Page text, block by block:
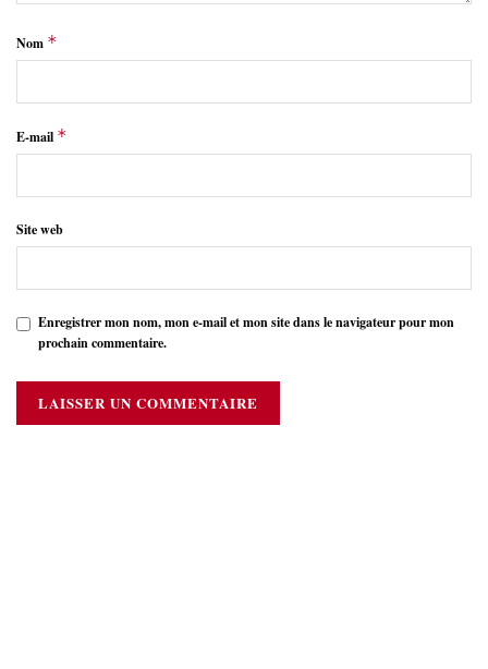
Nom *
E-mail *
Site web
Enregistrer mon nom, mon e-mail et mon site dans le navigateur pour mon
prochain commentaire.